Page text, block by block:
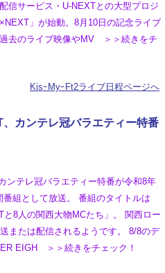
信サービス・U-NEXTとの大型プロジ
」が始動。8月10日の記念ライブ
去のライブ映像やMV ＞＞続きをチ
KisｰMyｰFt2ライブ日程ページへ
カンテレ冠バラエティー特番
ンテレ冠バラエティー特番が令和8年
番組として放送。 番組のタイトルは
8人の関西大物MCたち」。 関西ロー
または配信されるようです。 8/8のデ
EIGH ＞＞続きをチェック！